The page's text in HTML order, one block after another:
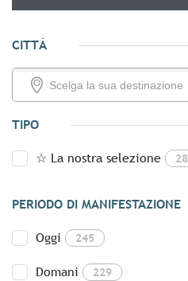
CITTÀ
TIPO
☆ La nostra selezione 28
PERIODO DI MANIFESTAZIONE
Oggi 245
Domani 229